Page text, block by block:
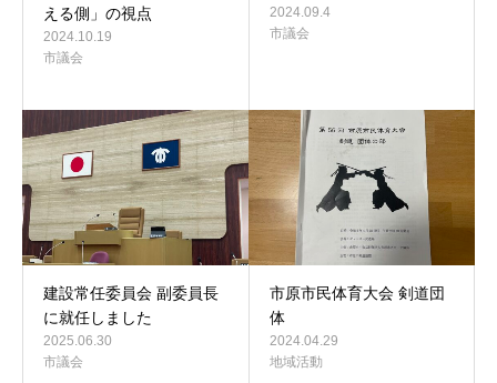
える側」の視点
2024.10.19
市議会
2024.09.4
市議会
建設常任委員会 副委員長
に就任しました
2025.06.30
市議会
市原市民体育大会 剣道団
体
2024.04.29
地域活動